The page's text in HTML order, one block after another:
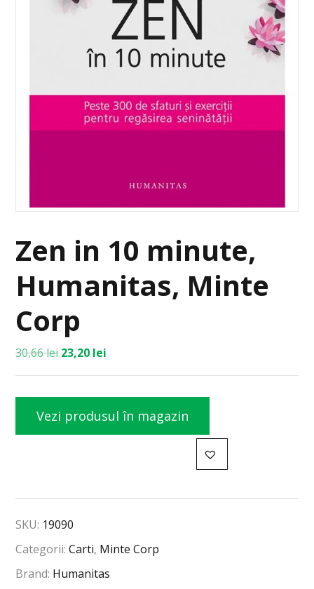
Zen in 10 minute,
Humanitas, Minte
Corp
30,66lei 23,20 lei
Vezi produsul în magazin
SKU: 19090
Categorii:Carti, Minte Corp
Brand: Humanitas